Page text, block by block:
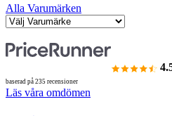
Alla Varumärken
baserad på 235 recensioner
Läs våra omdömen